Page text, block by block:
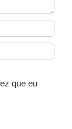
que eu